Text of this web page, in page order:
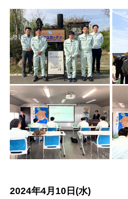
2024年4月10日(水)